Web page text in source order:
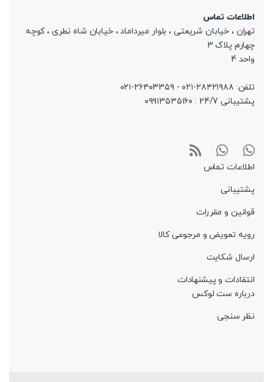
اطلاعات تماس
تهران ، خیابان شریعتی ، بلوار میرداماد ، خیابان شاه نطری ، کوچه
چهارم پلاک 3
واحد 4
تلفن: ۲۸۴۲۱۹۸۸-۰۲۱ - ۲۶۴۰۳۳۵۹-۰۲۱
پشتیبانی 24/7 : ۰۹۹۱۳۵۳۵۱۶۰
اطلاعات تماس
پشتیبانی
قوانین و مقررات
رویه تعویض و مرجوعی کالا
ارسال شکایت
انتقادات و پیشنهادات
درباره ست لوکس
نظر سنجی